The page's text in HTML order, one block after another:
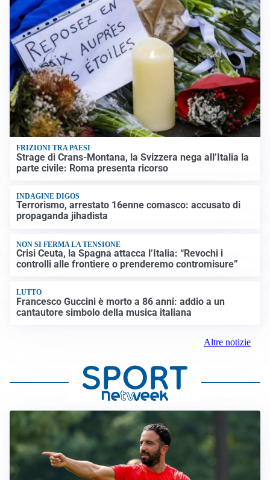
FRIZIONI TRA PAESI
Strage di Crans-Montana, la Svizzera nega all’Italia la
parte civile: Roma presenta ricorso
INDAGINE DIGOS
Terrorismo, arrestato 16enne comasco: accusato di
propaganda jihadista
NON SI FERMA LA TENSIONE
Crisi Ceuta, la Spagna attacca l’Italia: “Revochi i
controlli alle frontiere o prenderemo contromisure”
LUTTO
Francesco Guccini è morto a 86 anni: addio a un
cantautore simbolo della musica italiana
Altre notizie